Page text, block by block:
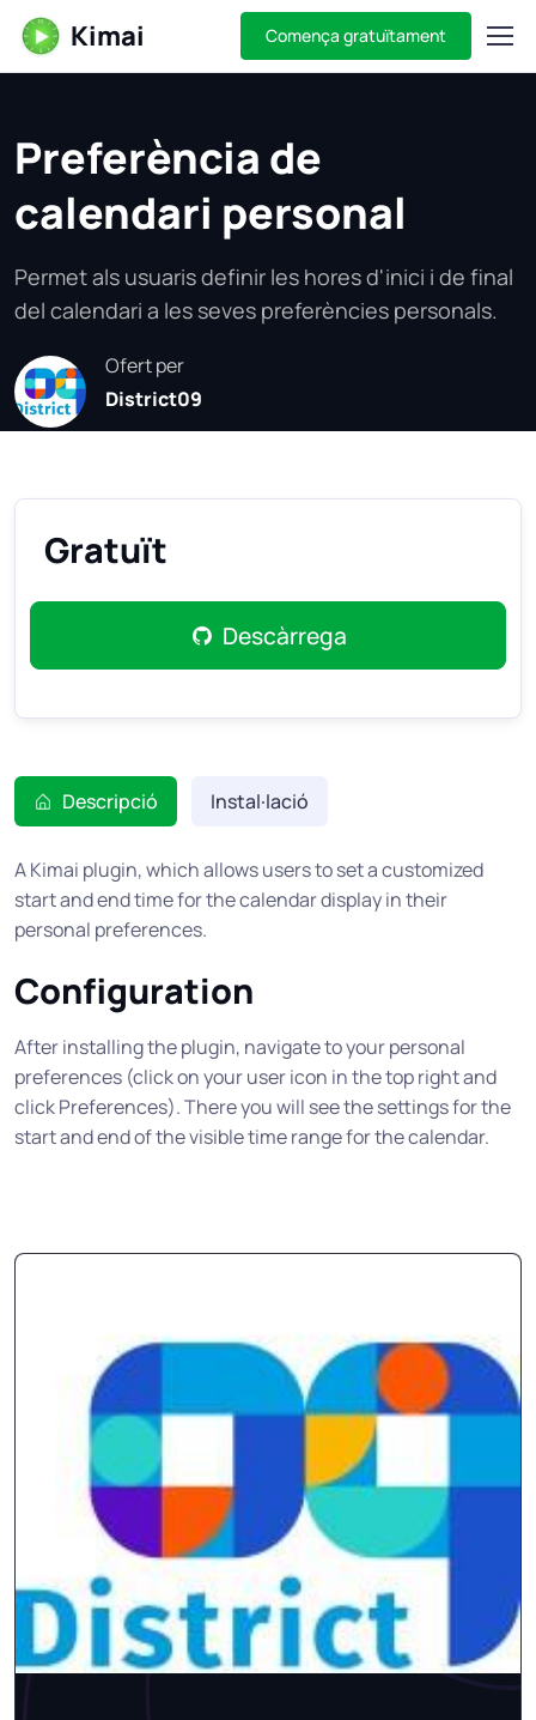
Kimai Comença gratuïtament
Preferència de
calendari personal
Permet als usuaris definir les hores d'inici i de final
del calendari a les seves preferències personals.
Ofert per
District09
Gratuït
Descàrrega
Descripció Instal·lació
A Kimai plugin, which allows users to set a customized
start and end time for the calendar display in their
personal preferences.
Configuration
After installing the plugin, navigate to your personal
preferences (click on your user icon in the top right and
click Preferences). There you will see the settings for the
start and end of the visible time range for the calendar.